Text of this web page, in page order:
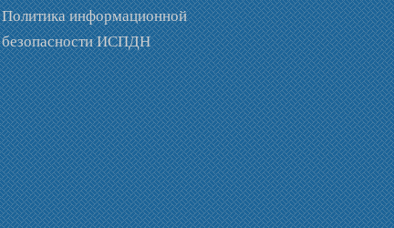
Политика информационной
безопасности ИСПДН